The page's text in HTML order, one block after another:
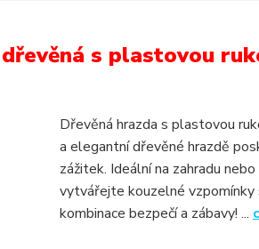
s plastovou
Dřevěná hrazda s plastovou
a elegantní dřevěné hrazdě
zážitek. Ideální na zahradu
vytvářejte kouzelné vzpomínky
kombinace bezpečí a zábavy! ...